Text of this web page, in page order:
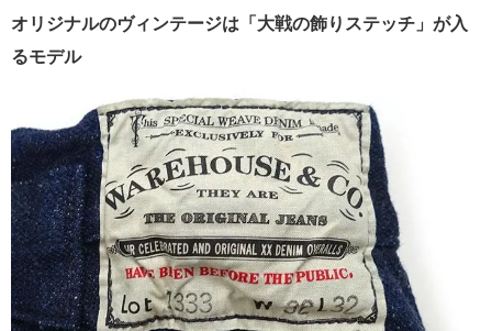
オリジナルのヴィンテージは「大戦の飾りステッチ」が入
るモデル